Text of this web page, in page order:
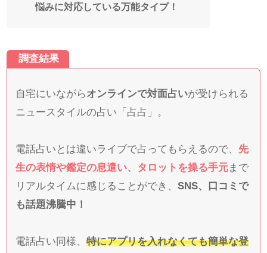
悩みに対応している万能タイプ！
自宅にいながらオンラインで対面占いが受けられる
ニュースタイルの占い「占占」。
電話占いとは違いライブで占ってもらえるので、 先
生の表情や鑑定の息遣い、タロットを操る手元まで
リアルタイムに感じることができ、 SNS、口コミで
も話題沸騰中！
電話占い同様、 特にアプリを入れなくても簡単な登